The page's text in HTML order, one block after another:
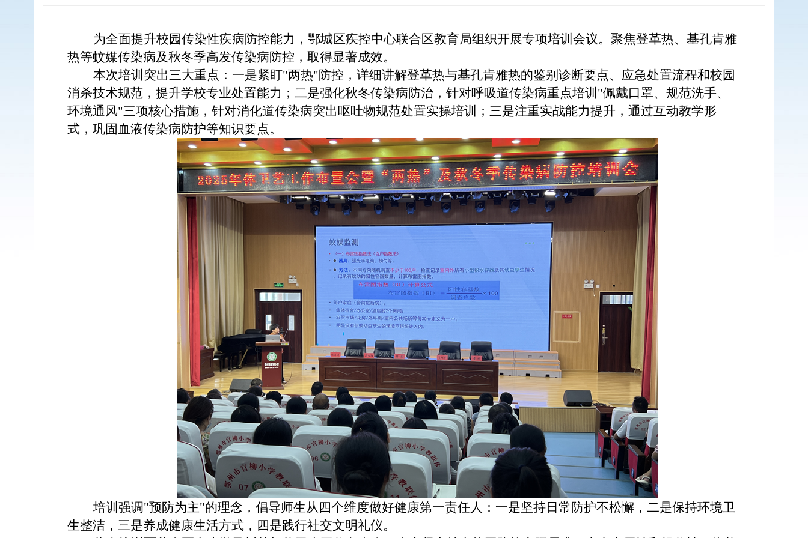
为全面提升校园传染性疾病防控能力， 鄂城区疾控中心联合区教育局组织开展专项培训 会议。 聚焦登革热、基孔肯雅
热等蚊媒传染病及秋冬季高发传染病防控，取得显著成效。
本次培训突出三大重点：一是紧盯"两热"防控，详细讲解登革热与基孔肯雅热的鉴别诊断要点、应急处置流程和校园
消杀技术规范，提升学校专业处置能力；二是强化秋冬传染病防治，针对呼吸道传染病重点培训"佩戴口罩、规范洗手、
环境通风"三项核心措施，针对消化道传染病突出呕吐物规范处置实操培训；三是注重实战能力提升，通过互动教学形
式，巩固血液传染病防护等知识要点。
培训强调"预防为主"的理念，倡导师生从四个维度做好健康第一责任人：一是坚持日常防护不松懈，二是保持环境卫
生整洁，三是养成健康生活方式，四是践行社交文明礼仪。